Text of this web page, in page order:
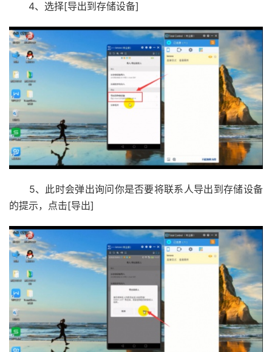
4、选择[导出到存储设备]
5、此时会弹出询问你是否要将联系人导出到存储设备
的提示，点击[导出]